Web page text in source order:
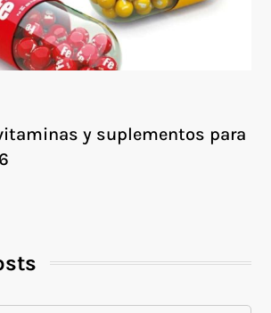
y suplementos para